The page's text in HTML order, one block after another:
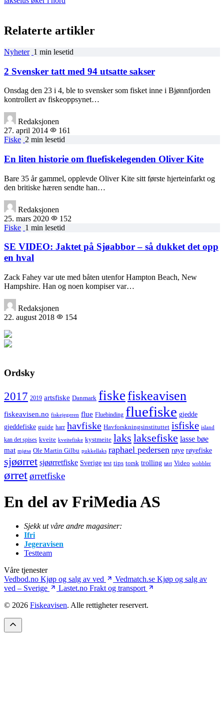
Relaterte artikler
Nyheter 1 min lesetid
2 Svensker tatt med 94 utsatte sakser
Onsdag den 23 i 4, ble to svensker som fisket inne i Bjønnfjorden
kontrollert av fiskeoppsynet…
Redaksjonen
27. april 2014
161
Fiske 2 min lesetid
En liten historie om fluefiskelegenden Oliver Kite
Bare 35 år gammel, opplevde Oliver Kite sitt første hjerteinfarkt og
den britiske hæren sendte han…
Redaksjonen
25. mars 2020
152
Fiske 1 min lesetid
SE VIDEO: Jaktet på Sjøabbor – så dukket det opp
en hval
Zack Fahey var ute med båten utenfor Hampton Beach, New
Hampshire. Han og noen kompiser var…
Redaksjonen
22. august 2018
154
Ordsky
2017 2019 artsfiske Danmark fiskefiskeavisen
fiskeavisen.no fiskejegeren flue Fluebinding fluefiske gjedde
gjeddefiske guide harr havfiske Havforskningsinstituttet isfiske island
kan det spises kveite kveitefiske kystmeite laks laksefiske lasse bøe
mat mjøsa Ole Martin Gilbu pukkellaks raphael pedersen røye røyefiske
sjøørret sjøørretfiske Sverige test tips torsk trolling tørt Video wobbler
ørretørretfiske
En del av FriMedia AS
Sjekk ut våre andre magasiner:
Ifri
Jegeravisen
Testteam
Våre tjenester
Vedbod.no Kjøp og salg av ved Vedmatch.se Kjøp og salg av
ved – Sverige
Lastet.no Frakt og transport
© 2026 Fiskeavisen. Alle rettigheter reservert.